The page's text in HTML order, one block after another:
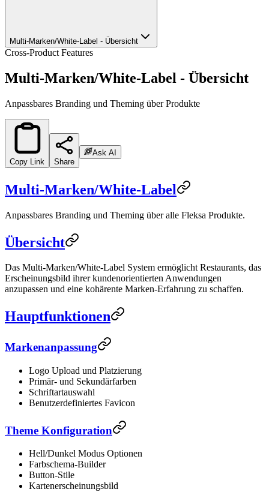
Multi-Marken/White-Label - Übersicht
Cross-Product Features
Multi-Marken/White-Label - Übersicht
Anpassbares Branding und Theming über Produkte
Copy Link Share
Ask AI
Multi-Marken/White-Label
Anpassbares Branding und Theming über alle Fleksa Produkte.
Übersicht
Das Multi-Marken/White-Label System ermöglicht Restaurants, das
Erscheinungsbild ihrer kundenorientierten Anwendungen
anzupassen und eine kohärente Marken-Erfahrung zu schaffen.
Hauptfunktionen
Markenanpassung
Logo Upload und Platzierung
Primär- und Sekundärfarben
Schriftartauswahl
Benutzerdefiniertes Favicon
Theme Konfiguration
Hell/Dunkel Modus Optionen
Farbschema-Builder
Button-Stile
Kartenerscheinungsbild